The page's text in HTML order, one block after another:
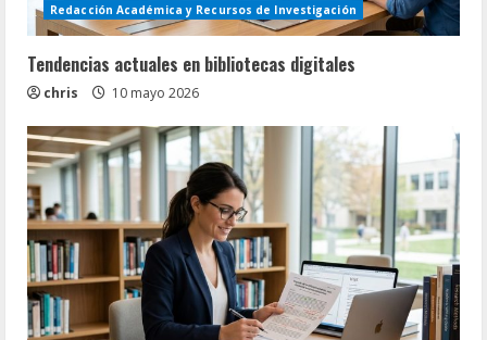
Redacción Académica y Recursos de Investigación
Tendencias actuales en bibliotecas digitales
chris 10 mayo 2026